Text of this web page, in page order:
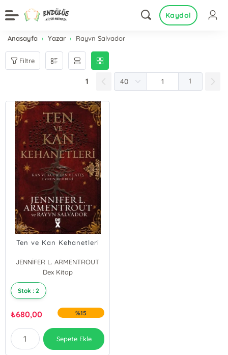
Kaydol
Anasayfa Yazar Rayvn Salvador
Filtre
1 1
Ten ve Kan Kehanetleri
JENNİFER L. ARMENTROUT
Rayvn Salvador
Dex Kitap
Stok : 2
₺680,00 %15
Sepete Ekle